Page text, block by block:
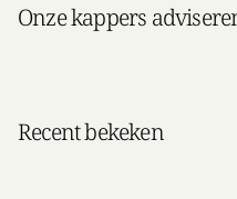
Onze kappers
Recent bekeken